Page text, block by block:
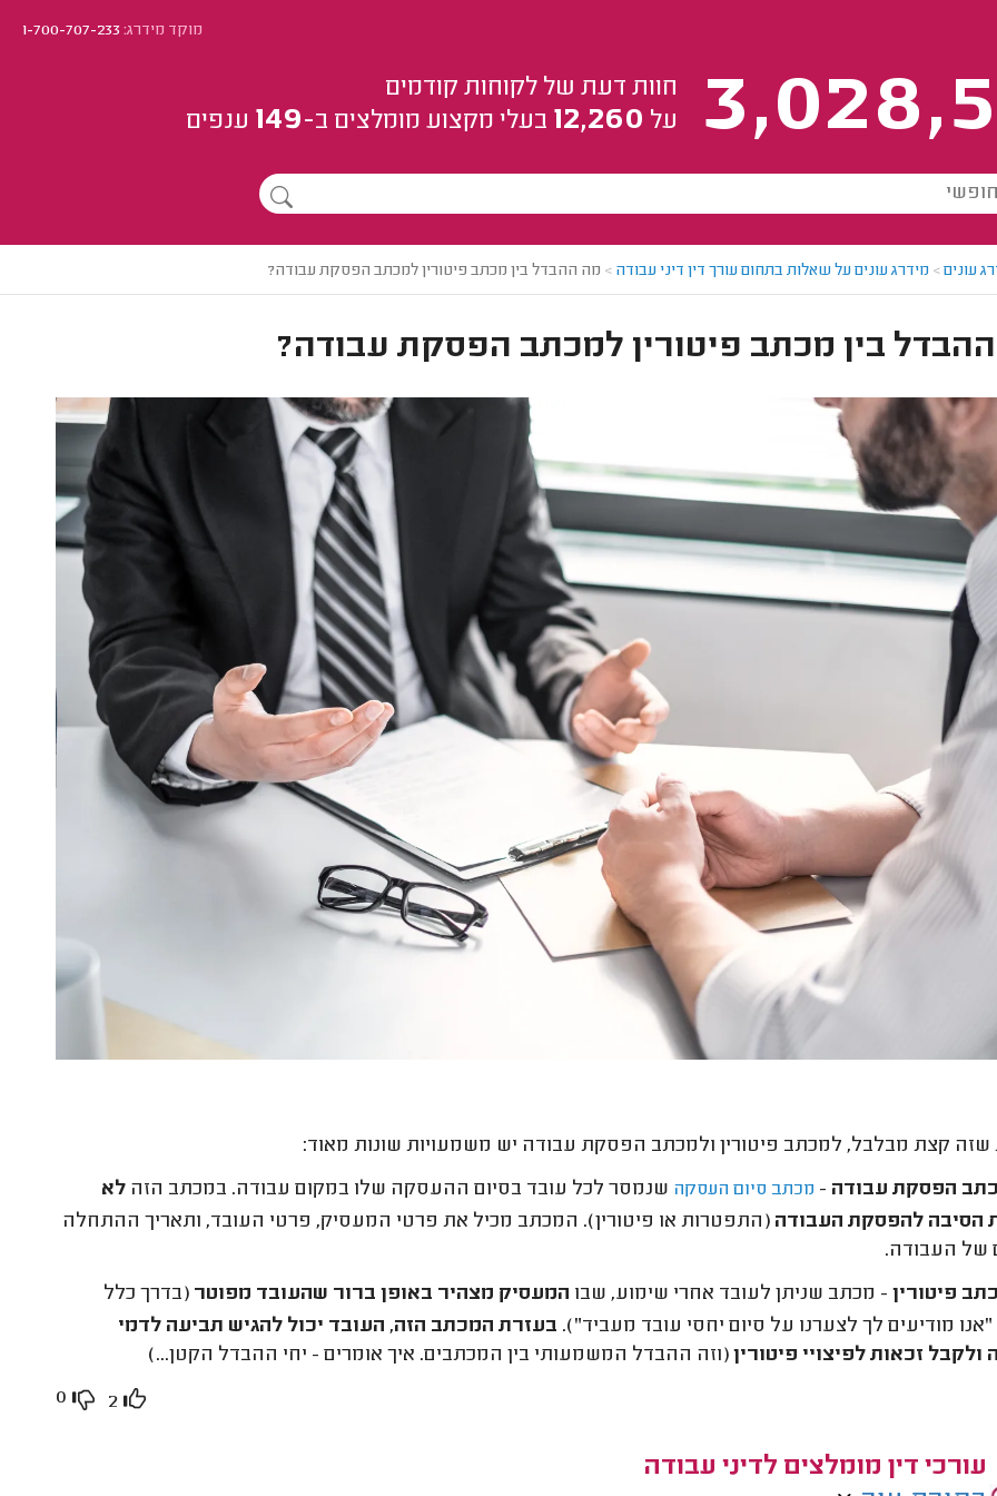
מוקד מידרג:1-700-707-233
חוות דעת של לקוחות קודמים
על 12,260 בעלי מקצוע מומלצים ב-149 ענפים
עונים> מידרג עונים על שאלות בתחום עורך דין דיני עבודה > מה ההבדל בין מכתב פיטורין למכתב הפסקת עבודה?
בין מכתב פיטורין למכתב הפסקת עבודה?
שזה קצת מבלבל, למכתב פיטורין ולמכתב הפסקת עבודה יש משמעויות שונות מאוד:
הפסקת עבודה - מכתב סיום העסקה שנמסר לכל עובד בסיום ההעסקה שלו במקום עבודה. במכתב הזה לא
הסיבה להפסקת העבודה (התפטרות או פיטורין). המכתב מכיל את פרטי המעסיק, פרטי העובד, ותאריך ההתחלה
של העבודה.
פיטורין- מכתב שניתן לעובד אחרי שימוע, שבו המעסיק מצהיר באופן ברור שהעובד מפוטר (בדרך כלל
מודיעים לך לצערנו על סיום יחסי עובד מעביד"). בעזרת המכתב הזה, העובד יכול להגיש תביעה לדמי
זכאות לפיצויי פיטורין (וזה ההבדל המשמעותי בין המכתבים. איך אומרים - יחי ההבדל הקטן...)
2
0
עורכי דין מומלצים לדיני עבודה